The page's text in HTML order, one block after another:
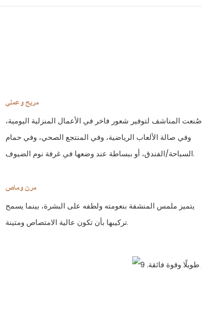
مريح وعملي
صُنعت المناشف لتوفير شعور فاخر في الأعمال المنزلية اليومية،
وفي صالة الألعاب الرياضية، وفي المنتجع الصحي، وفي حمام
السباحة/الفندق، أو ببساطة عند وضعها في غرفة نوم الضيوف.
مرن وماص
يتميز ملمس المنشفة بنعومته ولطفه على البشرة، بينما يسمح
تركيبها بأن تكون عالية الامتصاص ومتينة.